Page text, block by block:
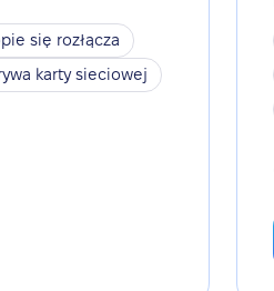
się rozłącza
karty sieciowej